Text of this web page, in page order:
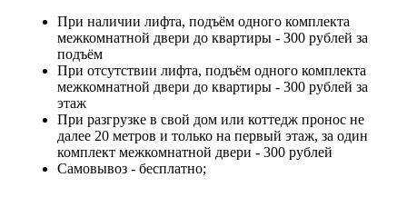
При наличии лифта, подъём одного комплекта
межкомнатной двери до квартиры - 300 рублей за
подъём
При отсутствии лифта, подъём одного комплекта
межкомнатной двери до квартиры - 300 рублей за
этаж
При разгрузке в свой дом или коттедж пронос не
далее 20 метров и только на первый этаж, за один
комплект межкомнатной двери - 300 рублей
Самовывоз - бесплатно;